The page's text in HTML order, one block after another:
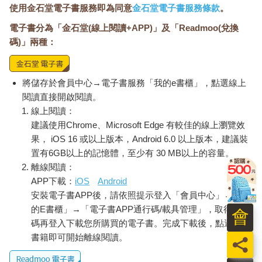
使用金石堂電子書服務即為同意金石堂電子書服務條款。
電子書分為「金石堂(線上閱讀+APP)」及「Readmoo(兌換
碼)」兩種：
將儲存於會員中心→電子書服務「我的e書櫃」，點選線上
閱讀直接開啟閱讀。
線上閱讀：
建議使用Chrome、Microsoft Edge 有較佳的線上瀏覽效
果， iOS 16 或以上版本，Android 6.0 以上版本，建議裝
置有6GB以上的記憶體，至少有 30 MB以上的容量。
離線閱讀：
APP下載： iOS
Android
安裝電子書APP後，請依照提示登入「會員中心」→「我
的E書櫃」→「電子書APP通行碼/載具管理」，取得通行
碼再登入下載您所購買的電子書。完成下載後，點選任一
書籍即可開始離線閱讀。
員
會